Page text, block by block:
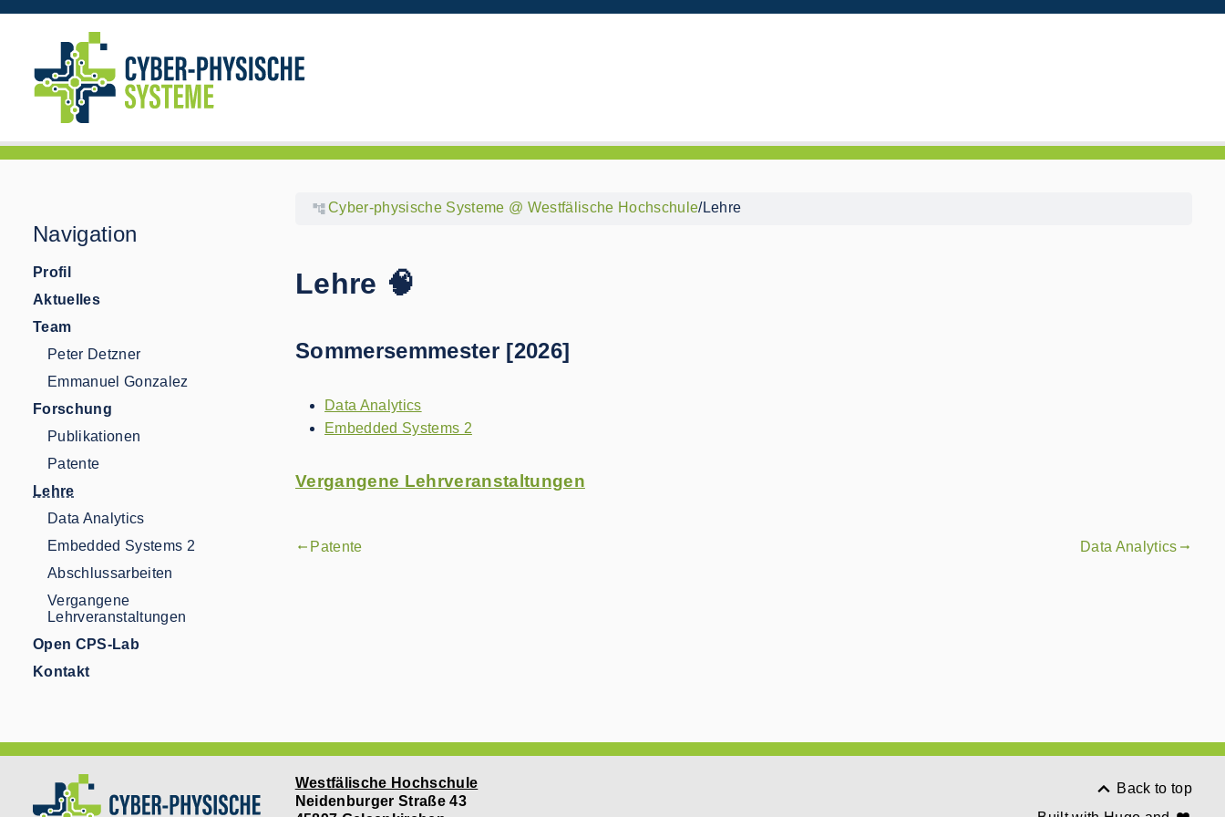
Navigation
Profil
Aktuelles
Team
Peter Detzner
Emmanuel Gonzalez
Forschung
Publikationen
Patente
Lehre
Data Analytics
Embedded Systems 2
Abschlussarbeiten
Vergangene
Lehrveranstaltungen
Open CPS-Lab
Kontakt
Cyber-physische Systeme @ Westfälische Hochschule/Lehre
Lehre 🧠
Sommersemmester [2026]
Data Analytics
Embedded Systems 2
Vergangene Lehrveranstaltungen
gdoc_arrow_left_alt Patente Data Analytics gdoc_arrow_right_alt
Westfälische Hochschule
Neidenburger Straße 43
Back to top